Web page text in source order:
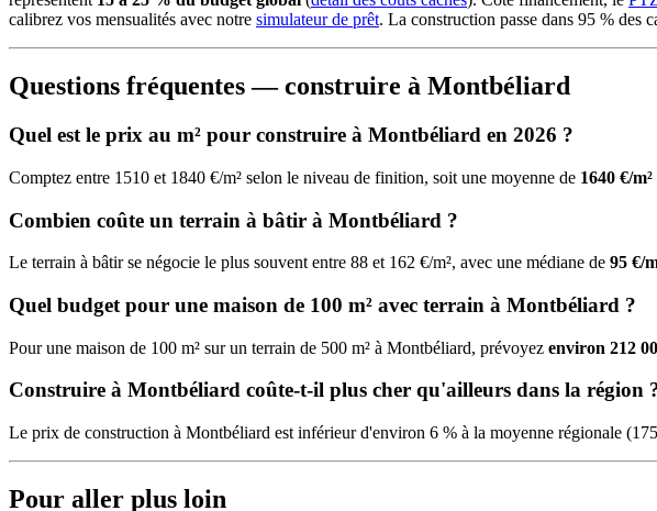
calibrez vos mensualités avec notre simulateur de prêt. La construction passe dans 95 % des
Questions fréquentes — construire à Montbéliard
Quel est le prix au m² pour construire à Montbéliard en 2026 ?
Comptez entre 1510 et 1840 €/m² selon le niveau de finition, soit une moyenne de 1640 €/m²
Combien coûte un terrain à bâtir à Montbéliard ?
Le terrain à bâtir se négocie le plus souvent entre 88 et 162 €/m², avec une médiane de 95 €/
Quel budget pour une maison de 100 m² avec terrain à Montbéliard ?
Pour une maison de 100 m² sur un terrain de 500 m² à Montbéliard, prévoyez environ 212
Construire à Montbéliard coûte-t-il plus cher qu'ailleurs dans la région
Le prix de construction à Montbéliard est inférieur d'environ 6 % à la moyenne régionale
Pour aller plus loin